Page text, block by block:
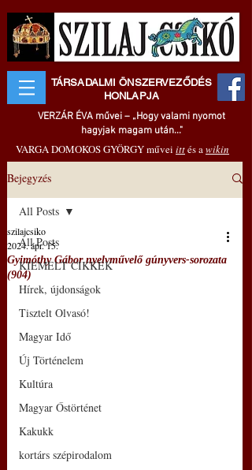
TÁRSADALMI ÖNSZERVEZŐDÉS
HONLAPJA
VERZÁR ÉVA művei – „Hogy valami nyomot
hagyjak magam után..."
VARGA DOMOKOS GYÖRGY művei ittés awikin
Bejegyzés
All Posts
KIEMELT CIKKEK
Hírek, újdonságok
Tisztelt Olvasó!
Magyar Idő
Új Történelem
Kultúra
Magyar Őstörténet
Kakukk
kortárs szépirodalom
All Posts
Gyimóthy Gábor nyelvművelő gúnyvers-sorozata
(904)
szilajcsiko
2024. ápr. 15.